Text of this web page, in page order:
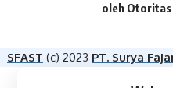
oleh Otoritas
SFAST (c) 2023 PT. Surya